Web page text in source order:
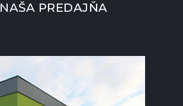
NAŠA PREDAJŇA